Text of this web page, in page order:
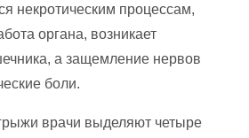
некротическим процессам,
органа, возникает
а защемление нервов
боли.
врачи выделяют четыре